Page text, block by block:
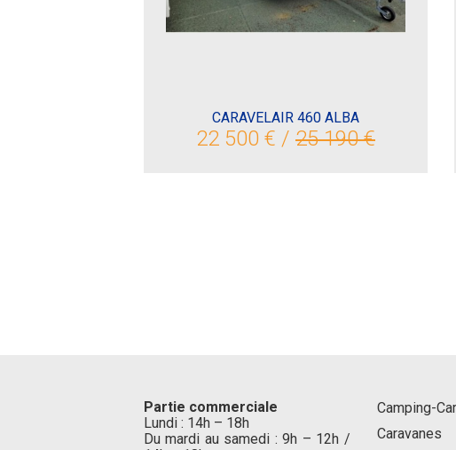
CARAVELAIR 460 ALBA
22 500 € / 25 190 €
Partie commerciale
Lundi : 14h – 18h
Du mardi au samedi : 9h – 12h /
Camping-
Caravanes